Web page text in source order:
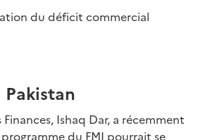
du déficit commercial
Pakistan
Ishaq Dar, a récemment
du FMI pourrait se